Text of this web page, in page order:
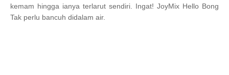
kemam hingga ianya terlarut sendiri. Ingat! JoyMix Hello Bong
Tak perlu bancuh didalam air.